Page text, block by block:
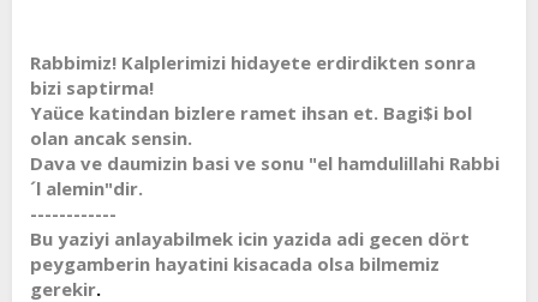
Rabbimiz! Kalplerimizi hidayete erdirdikten sonra
bizi saptirma!
Yaüce katindan bizlere ramet ihsan et. Bagi$i bol
olan ancak sensin.
Dava ve daumizin basi ve sonu "el hamdulillahi Rabbi
´l alemin"dir.
------------
Bu yaziyi anlayabilmek icin yazida adi gecen dört
peygamberin hayatini kisacada olsa bilmemiz
gerekir.